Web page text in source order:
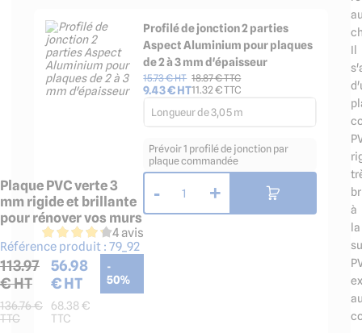
Plaque PVC verte 3
mm rigide et brillante
pour rénover vos murs
4 avis
Référence produit : 79_92
113.97
€ HT
56.98
€ HT
-
50%
136.76€
TTC
68.38€
TTC
Profilé de jonction 2 parties
Aspect Aluminium pour plaques
de 2 à 3 mm d'épaisseur
15.73€ HT
9.43€ HT
18.87€ TTC
11.32€ TTC
Longueur de 3,05 m
Prévoir 1 profilé de jonction par
plaque commandée
- 1 +
Il
à
la